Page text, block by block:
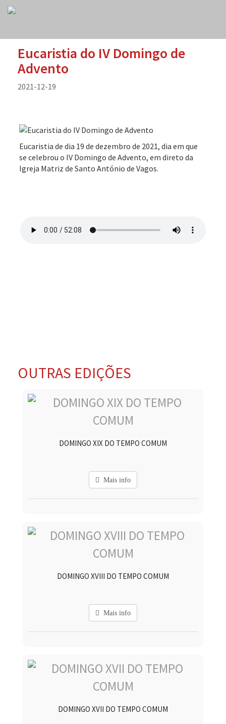
Eucaristia do IV Domingo de
Advento
2021-12-19
Eucaristia de dia 19 de dezembro de 2021, dia em que
se celebrou o IV Domingo de Advento, em direto da
Igreja Matriz de Santo António de Vagos.
OUTRAS EDIÇÕES
DOMINGO XIX DO TEMPO COMUM
Mais info
DOMINGO XVIII DO TEMPO COMUM
Mais info
DOMINGO XVII DO TEMPO COMUM